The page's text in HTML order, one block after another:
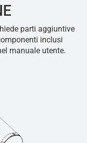
parti aggiuntive
inclusi
manuale utente.